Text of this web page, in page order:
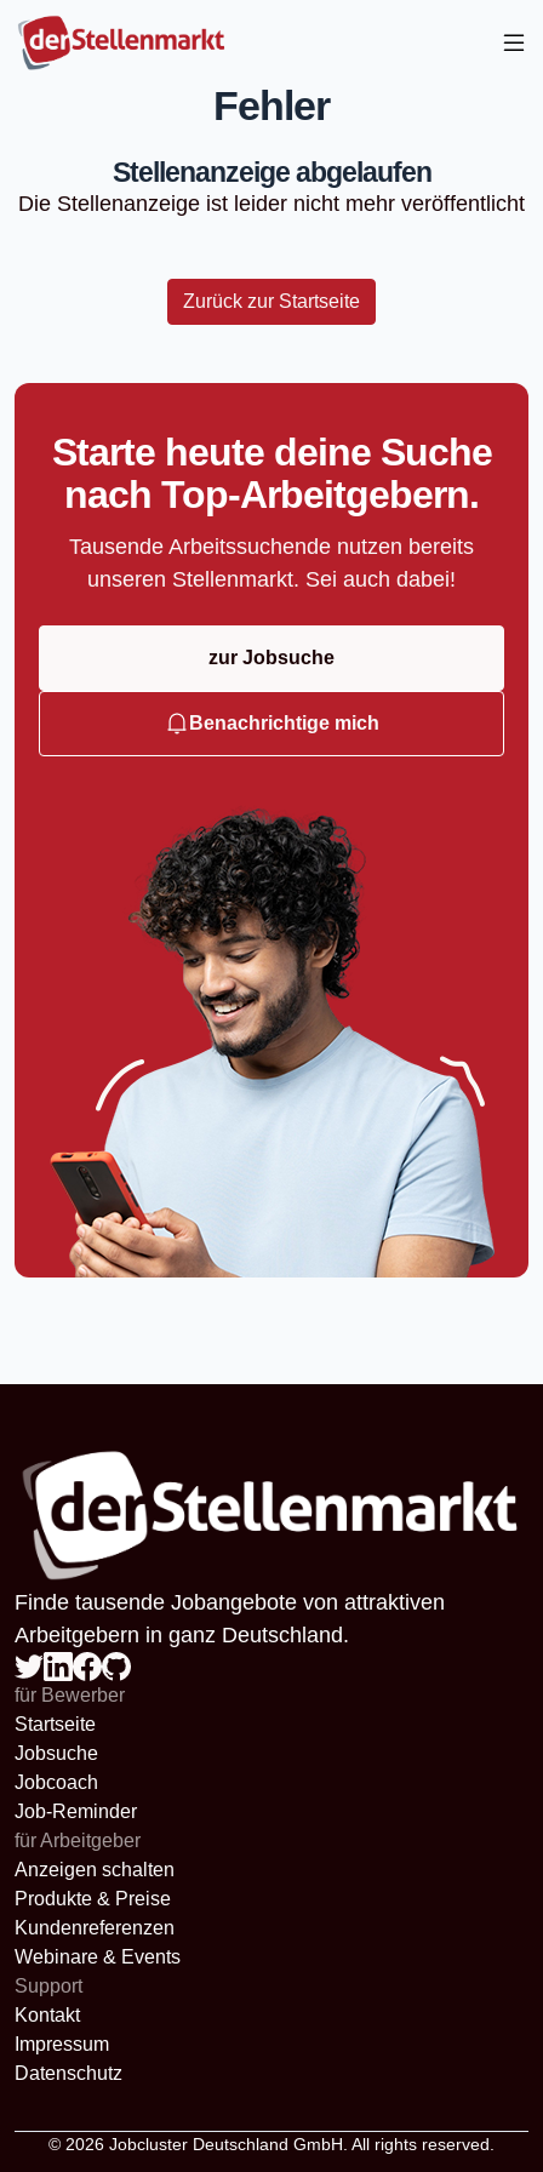
Fehler
Stellenanzeige abgelaufen
Die Stellenanzeige ist leider nicht mehr veröffentlicht
Zurück zur Startseite
Starte heute deine Suche
nach Top-Arbeitgebern.
Tausende Arbeitssuchende nutzen bereits
unseren Stellenmarkt. Sei auch dabei!
zur Jobsuche
Benachrichtige mich
Finde tausende Jobangebote von attraktiven
Arbeitgebern in ganz Deutschland.
für Bewerber
Startseite
Jobsuche
Jobcoach
Job-Reminder
für Arbeitgeber
Anzeigen schalten
Produkte & Preise
Kundenreferenzen
Webinare & Events
Support
Kontakt
Impressum
Datenschutz
© 2026 Jobcluster Deutschland GmbH. All rights reserved.